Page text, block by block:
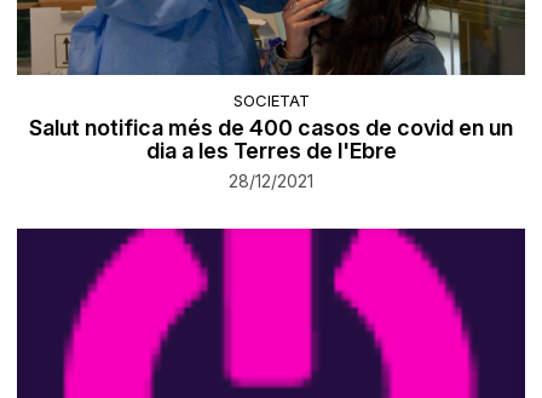
SOCIETAT
Salut notifica més de 400 casos de covid en un
dia a les Terres de l'Ebre
28/12/2021